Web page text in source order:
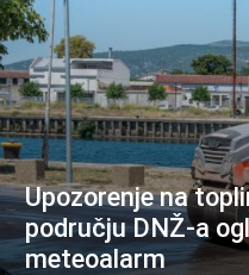
Upozorenje na
području DNŽ-a
meteoalarm